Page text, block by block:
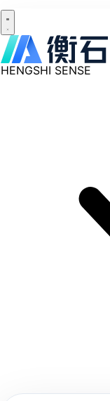
HENGSHI SENSE